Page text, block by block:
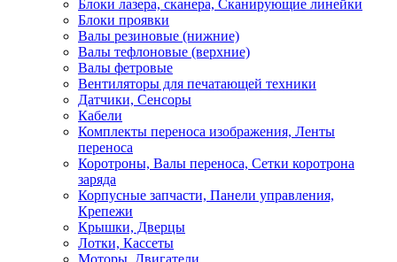
Блоки лазера, сканера, Сканирующие линейки
Блоки проявки
Валы резиновые (нижние)
Валы тефлоновые (верхние)
Валы фетровые
Вентиляторы для печатающей техники
Датчики, Сенсоры
Кабели
Комплекты переноса изображения, Ленты
переноса
Коротроны, Валы переноса, Сетки коротрона
заряда
Корпусные запчасти, Панели управления,
Крепежи
Крышки, Дверцы
Лотки, Кассеты
Моторы, Двигатели